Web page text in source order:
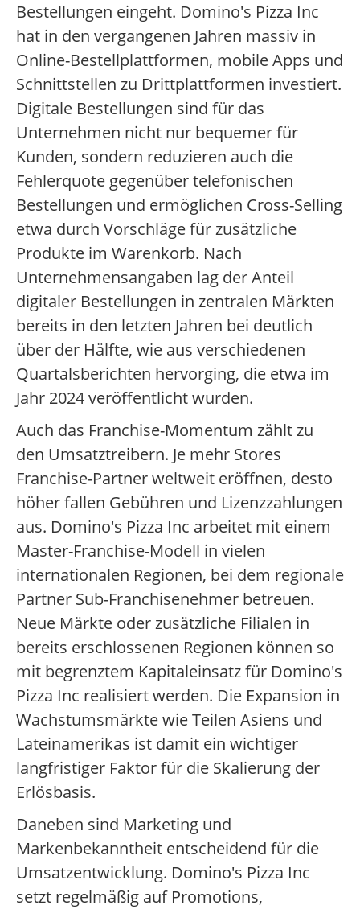
Bestellungen eingeht. Domino's Pizza Inc
hat in den vergangenen Jahren massiv in
Online-Bestellplattformen, mobile Apps und
Schnittstellen zu Drittplattformen investiert.
Digitale Bestellungen sind für das
Unternehmen nicht nur bequemer für
Kunden, sondern reduzieren auch die
Fehlerquote gegenüber telefonischen
Bestellungen und ermöglichen Cross-Selling
etwa durch Vorschläge für zusätzliche
Produkte im Warenkorb. Nach
Unternehmensangaben lag der Anteil
digitaler Bestellungen in zentralen Märkten
bereits in den letzten Jahren bei deutlich
über der Hälfte, wie aus verschiedenen
Quartalsberichten hervorging, die etwa im
Jahr 2024 veröffentlicht wurden.
Auch das Franchise-Momentum zählt zu
den Umsatztreibern. Je mehr Stores
Franchise-Partner weltweit eröffnen, desto
höher fallen Gebühren und Lizenzzahlungen
aus. Domino's Pizza Inc arbeitet mit einem
Master-Franchise-Modell in vielen
internationalen Regionen, bei dem regionale
Partner Sub-Franchisenehmer betreuen.
Neue Märkte oder zusätzliche Filialen in
bereits erschlossenen Regionen können so
mit begrenztem Kapitaleinsatz für Domino's
Pizza Inc realisiert werden. Die Expansion in
Wachstumsmärkte wie Teilen Asiens und
Lateinamerikas ist damit ein wichtiger
langfristiger Faktor für die Skalierung der
Erlösbasis.
Daneben sind Marketing und
Markenbekanntheit entscheidend für die
Umsatzentwicklung. Domino's Pizza Inc
setzt regelmäßig auf Promotions,